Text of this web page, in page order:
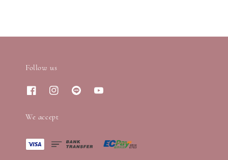
Follow us
We accept